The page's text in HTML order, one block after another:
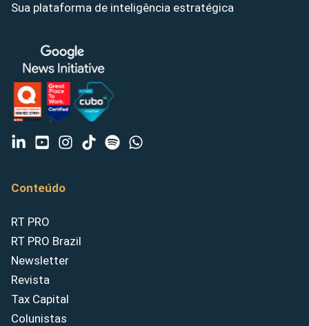
Sua plataforma de inteligência estratégica
Conteúdo
RT PRO
RT PRO Brazil
Newsletter
Revista
Tax Capital
Colunistas